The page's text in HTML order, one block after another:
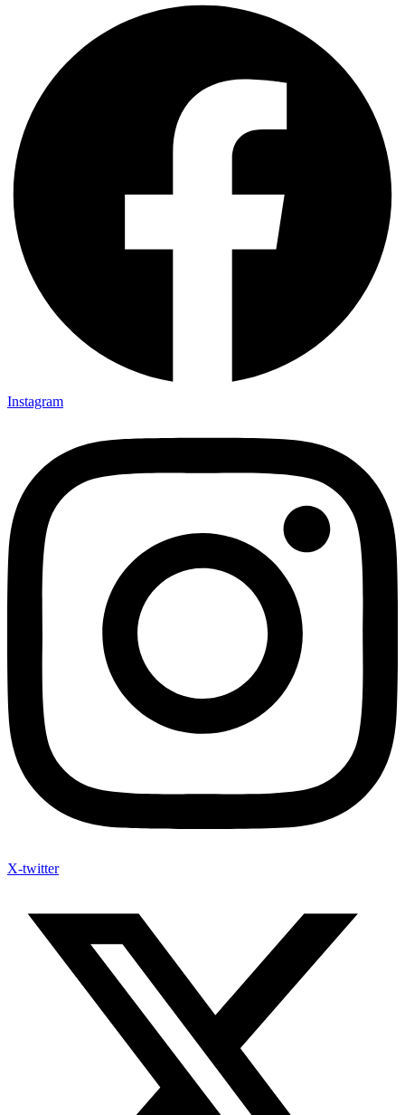
Instagram
X-twitter